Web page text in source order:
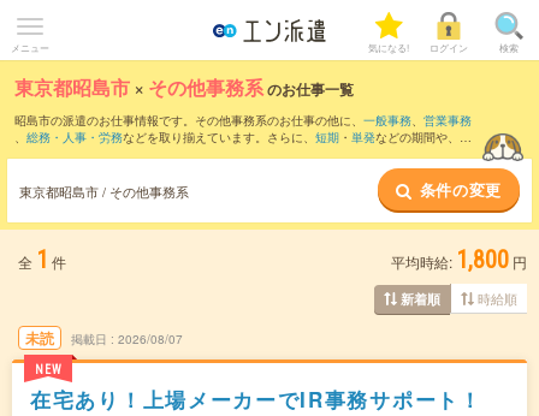
メニュー 気になる! ログイン 検索
東京都昭島市 × その他事務系のお仕事一覧
昭島市の派遣のお仕事情報です。その他事務系のお仕事の他に、 一般事務、 営業事務
、 総務・人事・労務などを取り揃えています。さらに、 短期 ・ 単発などの期間や、 職
東京都昭島市 / その他事務系 条件の変更
全 1 件 平均時給: 1,800 円
新着順 時給順
未読
NEW
掲載日 2026/08/07
在宅あり！上場メーカーでIR事務サポート！